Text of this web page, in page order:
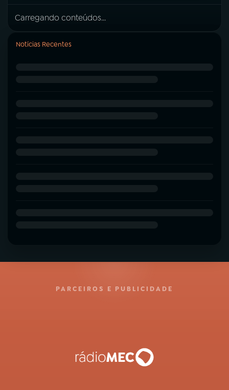
Carregando conteúdos...
Notícias Recentes
PARCEIROS E PUBLICIDADE